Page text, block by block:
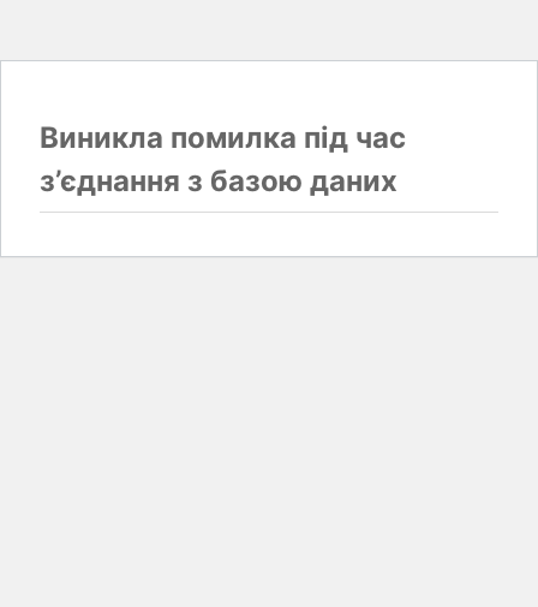
Виникла помилка під час
з’єднання з базою даних